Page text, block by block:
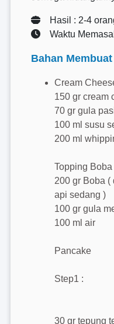
Hasil : 2-4
Waktu
Bahan
Cream
150 gr cream
70 gr gula
100 ml susu
200 ml
Topping Boba
200 gr Boba (
api sedang )
100 gr gula
100 ml air
Pancake
Step1 :
30 gr tepung